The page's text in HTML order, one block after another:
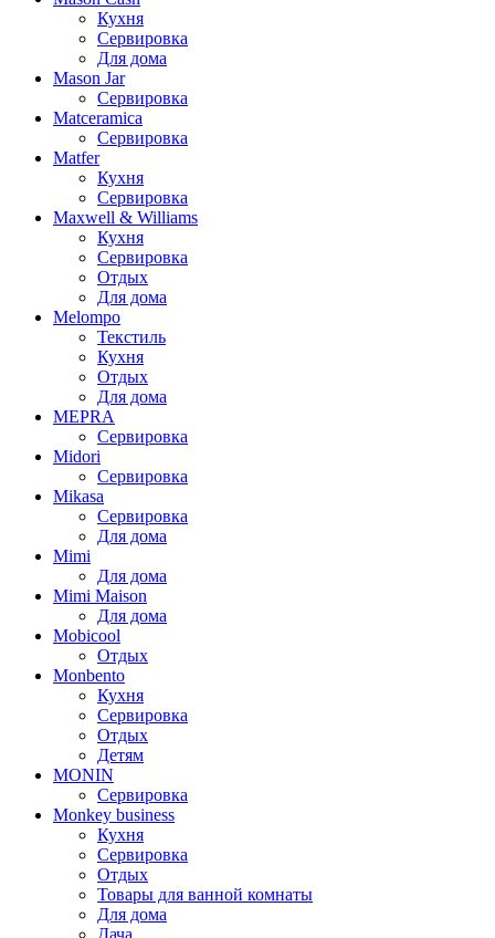
Кухня
Сервировка
Для дома
Mason Jar
Сервировка
Matceramica
Сервировка
Matfer
Кухня
Сервировка
Maxwell & Williams
Кухня
Сервировка
Отдых
Для дома
Melompo
Текстиль
Кухня
Отдых
Для дома
MEPRA
Сервировка
Midori
Сервировка
Mikasa
Сервировка
Для дома
Mimi
Для дома
Mimi Maison
Для дома
Mobicool
Отдых
Monbento
Кухня
Сервировка
Отдых
Детям
MONIN
Сервировка
Monkey business
Кухня
Сервировка
Отдых
Товары для ванной комнаты
Для дома